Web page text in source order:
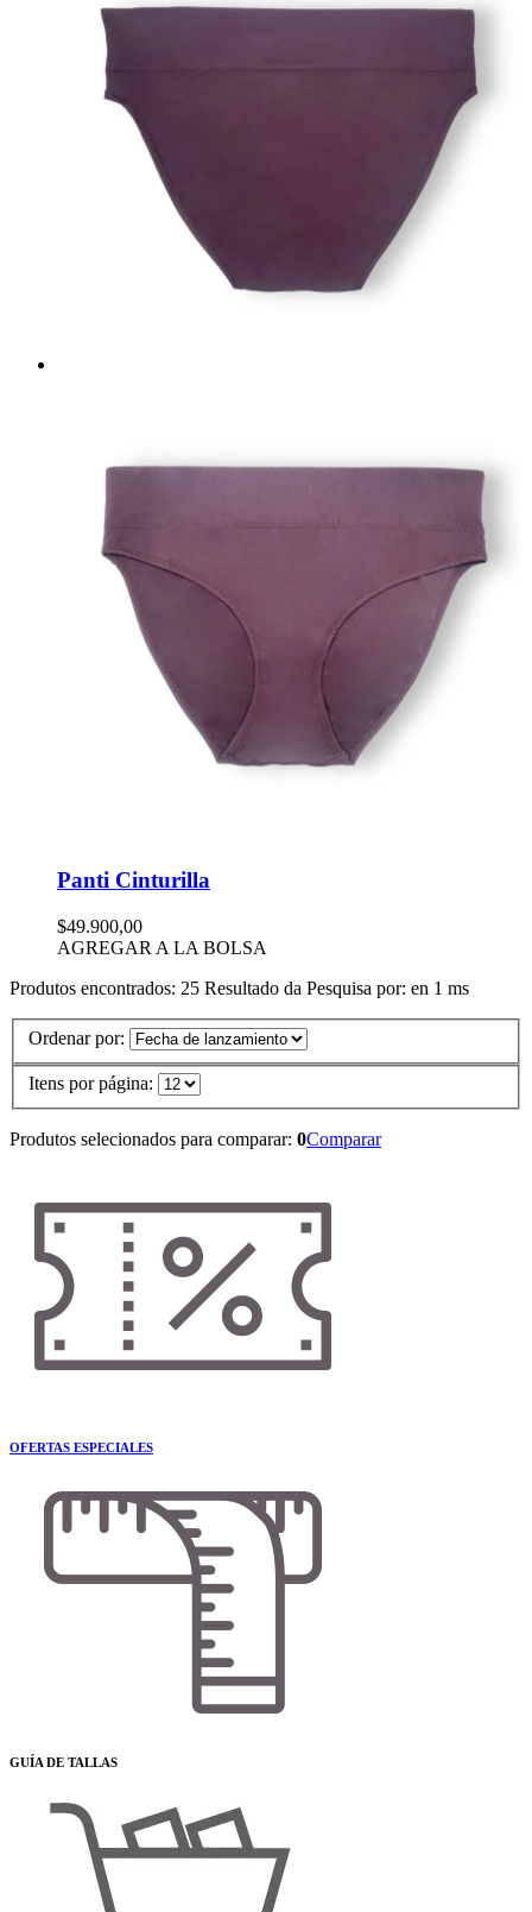
Panti Cinturilla
$49.900,00
AGREGAR A LA BOLSA
Produtos encontrados: 25 Resultado da Pesquisa por: en 1 ms
Ordenar por:
Itens por página:
Produtos selecionados para comparar: 0Comparar
OFERTAS ESPECIALES
GUÍA DE TALLAS